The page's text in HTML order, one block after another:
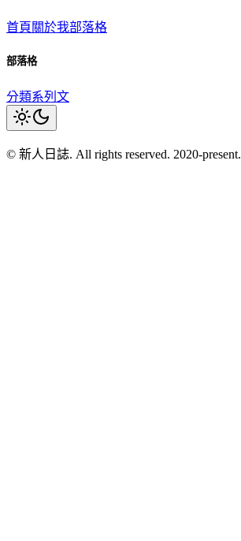
首頁 關於我部落格
部落格
分類系列文
© 新人日誌. All rights reserved. 2020-present.